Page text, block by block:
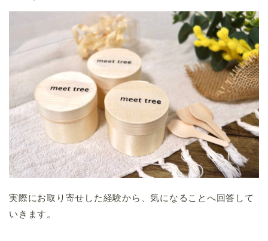
実際にお取り寄せした経験から、気になることへ回答して
いきます。